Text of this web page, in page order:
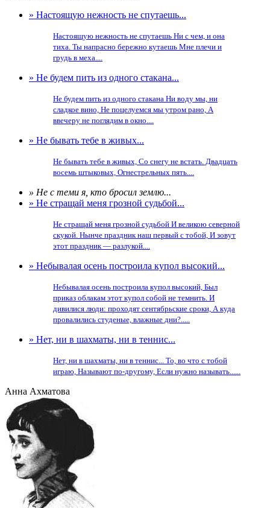
» Настоящую нежность не спутаешь...
Настоящую нежность не спутаешь Ни с чем, и она
тиха. Ты напрасно бережно кутаешь Мне плечи и
грудь в меха....
» Не будем пить из одного стакана...
Не будем пить из одного стакана Ни воду мы, ни
сладкое вино, Не поцелуемся мы утром рано, А
ввечеру не поглядим в окно....
» Не бывать тебе в живых...
Не бывать тебе в живых, Со снегу не встать. Двадцать
восемь штыковых, Огнестрельных пять....
» Не с теми я, кто бросил землю...
» Не стращай меня грозной судьбой...
Не стращай меня грозной судьбой И великою северной
скукой. Нынче праздник наш первый с тобой, И зовут
этот праздник — разлукой....
» Небывалая осень построила купол высокий...
Небывалая осень построила купол высокий, Был
приказ облакам этот купол собой не темнить. И
дивилися люди: проходят сентябрьские сроки, А куда
провалились студеные, влажные дни?.....
» Нет, ни в шахматы, ни в теннис...
Нет, ни в шахматы, ни в теннис... То, во что с тобой
играю, Называют по-другому, Если нужно называть......
Анна Ахматова